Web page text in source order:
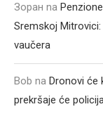
Зоран na
Sremskoj
vaučera
Bob na Dronovi će
prekršaje će